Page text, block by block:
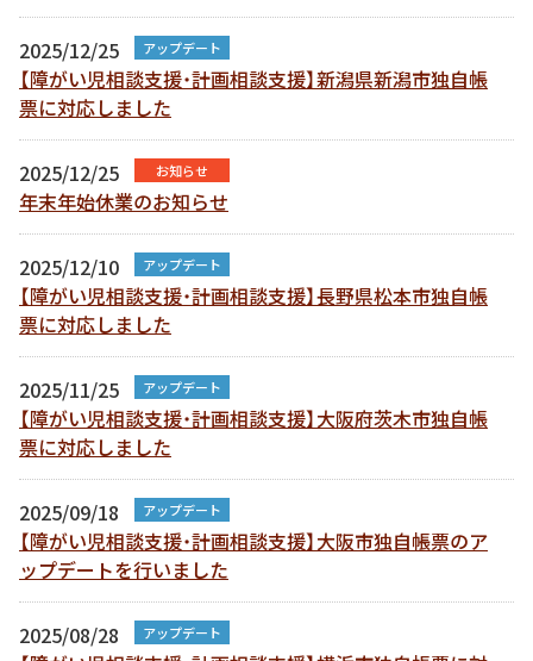
2025/12/25 アップデート
【障がい児相談支援・計画相談支援】新潟県新潟市独自帳
票に対応しました
2025/12/25 お知らせ
年末年始休業のお知らせ
2025/12/10 アップデート
【障がい児相談支援・計画相談支援】長野県松本市独自帳
票に対応しました
2025/11/25 アップデート
【障がい児相談支援・計画相談支援】大阪府茨木市独自帳
票に対応しました
2025/09/18 アップデート
【障がい児相談支援・計画相談支援】大阪市独自帳票のア
ップデートを行いました
2025/08/28 アップデート